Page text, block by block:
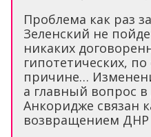
Проблема как раз
Зеленский не
никаких
гипотетических,
причине…
а главный вопрос
Анкоридже связан
возвращением ДНР